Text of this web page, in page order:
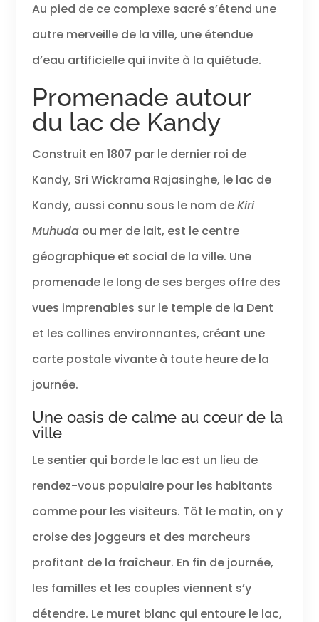
Au pied de ce complexe sacré s’étend une
autre merveille de la ville, une étendue
d’eau artificielle qui invite à la quiétude.
Promenade autour
du lac de Kandy
Construit en 1807 par le dernier roi de
Kandy, Sri Wickrama Rajasinghe, le lac de
Kandy, aussi connu sous le nom deKiri
Muhudaou mer de lait, est le centre
géographique et social de la ville. Une
promenade le long de ses berges offre des
vues imprenables sur le temple de la Dent
et les collines environnantes, créant une
carte postale vivante à toute heure de la
journée.
Une oasis de calme au cœur de la
ville
Le sentier qui borde le lac est un lieu de
rendez-vous populaire pour les habitants
comme pour les visiteurs. Tôt le matin, on y
croise des joggeurs et des marcheurs
profitant de la fraîcheur. En fin de journée,
les familles et les couples viennent s’y
détendre. Le muret blanc qui entoure le lac,